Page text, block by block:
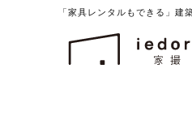
「家具レンタルもできる」建